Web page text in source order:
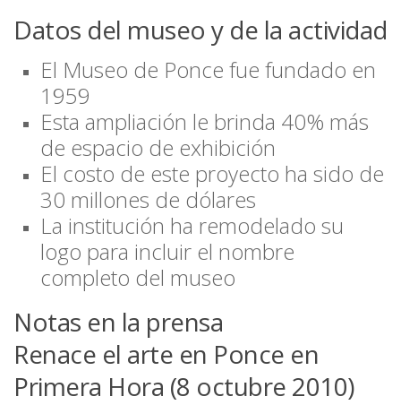
Datos del museo y de la actividad
El Museo de Ponce fue fundado en
1959
Esta ampliación le brinda 40% más
de espacio de exhibición
El costo de este proyecto ha sido de
30 millones de dólares
La institución ha remodelado su
logo para incluir el nombre
completo del museo
Notas en la prensa
Renace el arte en Ponce en
Primera Hora (8 octubre 2010)